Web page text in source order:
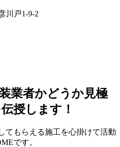
業者かどうか見極
授します！
てもらえる施工を心掛けて活動
です。